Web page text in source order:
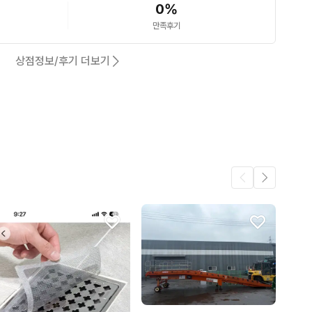
0%
만족후기
상점정보/후기 더보기